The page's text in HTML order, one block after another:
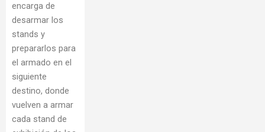
encarga de
desarmar los
stands y
prepararlos para
el armado en el
siguiente
destino, donde
vuelven a armar
cada stand de